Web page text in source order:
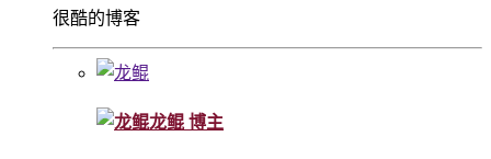
很酷的博客
龙鲲 博主